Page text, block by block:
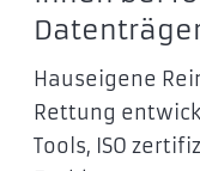
Hauseigene
Rettung
Tools, ISO